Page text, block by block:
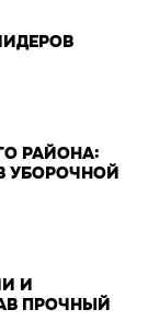
РАЙОНА:
УБОРОЧНОЙ
И
ПРОЧНЫЙ